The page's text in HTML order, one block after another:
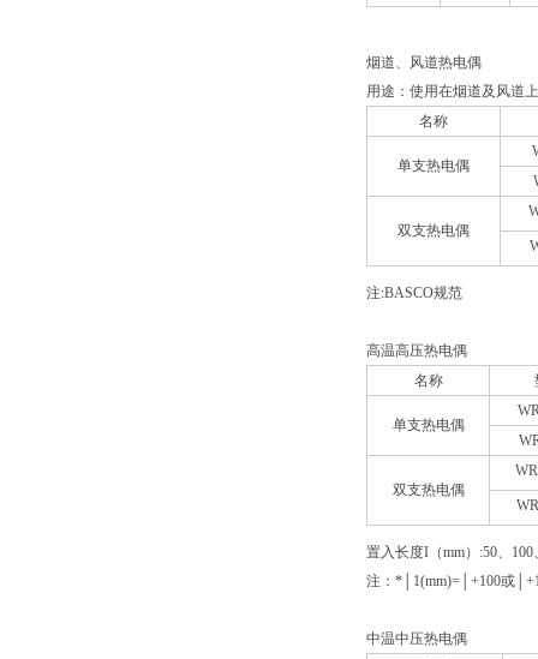
烟道、风道热电偶
用途：使用在烟道及风道
名称
单支热电偶
双支热电偶
注:BASCO规范
高温高压热电偶
名称
单支热电偶
双支热电偶
置入长度I（mm）:50、100
注：*│1(mm)=│+100或
中温中压热电偶